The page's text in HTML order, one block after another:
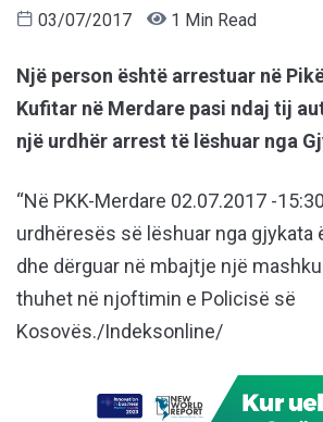
03/07/2017 1 Min Read
Një person është arrestuar në
Kufitar në Merdare pasi ndaj tij
një urdhër arrest të lëshuar nga
“Në PKK-Merdare 02.07.2017 -
urdhëresës së lëshuar nga gjykata
dhe dërguar në mbajtje një
thuhet në njoftimin e Policisë së
Kosovës./Indeksonline/